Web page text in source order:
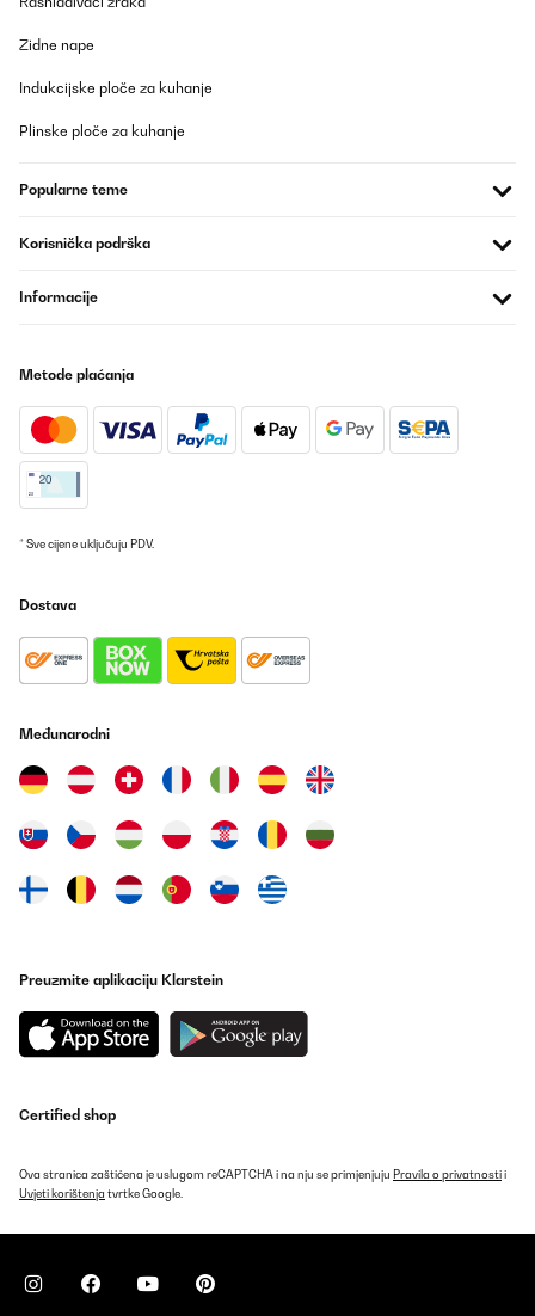
Zidne nape
Indukcijske ploče za kuhanje
Plinske ploče za kuhanje
Popularne teme
Korisnička podrška
Informacije
Metode plaćanja
* Sve cijene uključuju PDV.
Dostava
Međunarodni
Preuzmite aplikaciju Klarstein
Certified shop
Ova stranica zaštićena je uslugom reCAPTCHA i na nju se primjenjuju Pravila o privatnostii
Uvjeti korištenja tvrtke Google.